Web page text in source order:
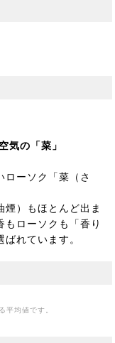
気の「菜」
ローソク「菜（さ
）もほとんど出ま
ローソクも「香り
れています。
平均値です。